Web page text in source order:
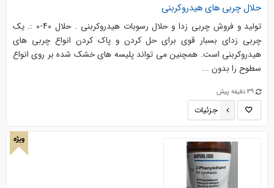
حلال چربی های هیدروکربنی
تولید و فروش چربی زدا و حلال رسوبات هیدروکربنی . حلال 40-0 :. یک
چربی زدای بسبار قوی برای حل کردن و پاک کردن انواع چربی های
هیدروکربنی است. همچنین می تواند پلیسه های خشک شده بر روی انواع
سطوح را بدون ...
39 دقیقه پیش
جزئیات
ویژه